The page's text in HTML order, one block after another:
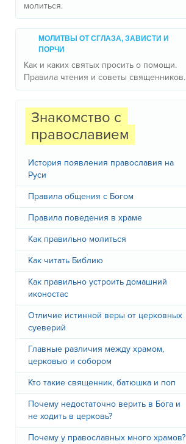
молиться.
МОЛИТВЫ ОТ СГЛАЗА, ЗАВИСТИ И
ПОРЧИ
Как и каких святых просить о помощи.
Правила чтения и советы священников.
Знакомство с
православием
История появления православия на
Руси
Правила общения с Богом
Правила поведения в храме
Как правильно молиться
Как читать Библию
Как правильно устроить домашний
иконостас
Отличие истинной веры от церковных
суеверий
Главные различия между храмом,
церковью и собором
Кто такие священник, батюшка и поп
Почему недостаточно верить в Бога и
не ходить в церковь?
Почему у православных много храмов?